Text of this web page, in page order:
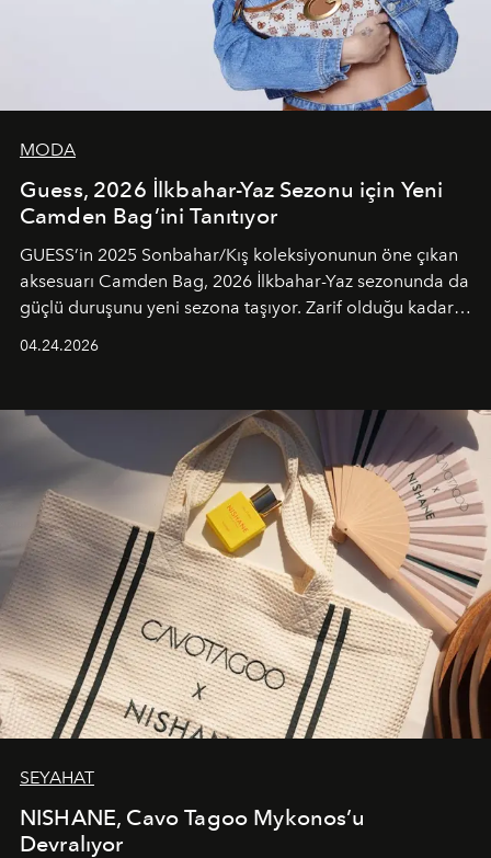
MODA
Guess, 2026 İlkbahar-Yaz Sezonu için Yeni
Camden Bag’ini Tanıtıyor
GUESS’in 2025 Sonbahar/Kış koleksiyonunun öne çıkan
aksesuarı Camden Bag, 2026 İlkbahar-Yaz sezonunda da
güçlü duruşunu yeni sezona taşıyor. Zarif olduğu kadar
04.24.2026
SEYAHAT
NISHANE, Cavo Tagoo Mykonos’u
Devralıyor